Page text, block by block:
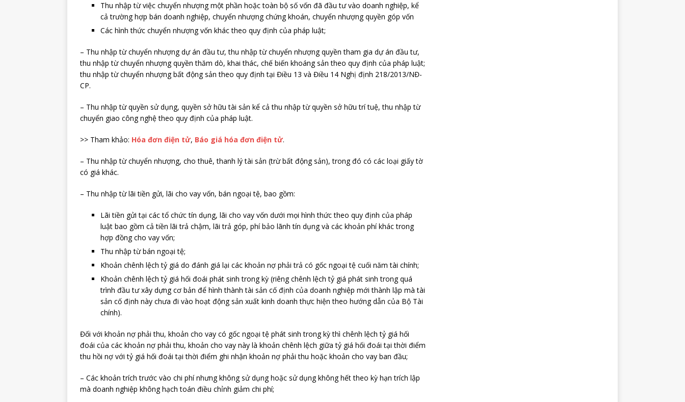
Thu nhập từ việc chuyển nhượng một phần hoặc toàn bộ số vốn đã đầu tư vào doanh nghiệp, kể
cả trường hợp bán doanh nghiệp, chuyển nhượng chứng khoán, chuyển nhượng quyền góp vốn
Các hình thức chuyển nhượng vốn khác theo quy định của pháp luật;
– Thu nhập từ chuyển nhượng dự án đầu tư, thu nhập từ chuyển nhượng quyền tham gia dự án đầu tư,
thu nhập từ chuyển nhượng quyền thăm dò, khai thác, chế biến khoáng sản theo quy định của pháp luật;
thu nhập từ chuyển nhượng bất động sản theo quy định tại Điều 13 và Điều 14 Nghị định 218/2013/NĐ-
CP.
– Thu nhập từ quyền sử dụng, quyền sở hữu tài sản kể cả thu nhập từ quyền sở hữu trí tuệ, thu nhập từ
chuyển giao công nghệ theo quy định của pháp luật.
>> Tham khảo: Hóa đơn điện tử, Báo giá hóa đơn điện tử.
– Thu nhập từ chuyển nhượng, cho thuê, thanh lý tài sản (trừ bất động sản), trong đó có các loại giấy tờ
có giá khác.
– Thu nhập từ lãi tiền gửi, lãi cho vay vốn, bán ngoại tệ, bao gồm:
Lãi tiền gửi tại các tổ chức tín dụng, lãi cho vay vốn dưới mọi hình thức theo quy định của pháp
luật bao gồm cả tiền lãi trả chậm, lãi trả góp, phí bảo lãnh tín dụng và các khoản phí khác trong
hợp đồng cho vay vốn;
Thu nhập từ bán ngoại tệ;
Khoản chênh lệch tỷ giá do đánh giá lại các khoản nợ phải trả có gốc ngoại tệ cuối năm tài chính;
Khoản chênh lệch tỷ giá hối đoái phát sinh trong kỳ (riêng chênh lệch tỷ giá phát sinh trong quá
trình đầu tư xây dựng cơ bản để hình thành tài sản cố định của doanh nghiệp mới thành lập mà tài
sản cố định này chưa đi vào hoạt động sản xuất kinh doanh thực hiện theo hướng dẫn của Bộ Tài
chính).
Đối với khoản nợ phải thu, khoản cho vay có gốc ngoại tệ phát sinh trong kỳ thì chênh lệch tỷ giá hối
đoái của các khoản nợ phải thu, khoản cho vay này là khoản chênh lệch giữa tỷ giá hối đoái tại thời điểm
thu hồi nợ với tỷ giá hối đoái tại thời điểm ghi nhận khoản nợ phải thu hoặc khoản cho vay ban đầu;
– Các khoản trích trước vào chi phí nhưng không sử dụng hoặc sử dụng không hết theo kỳ hạn trích lập
mà doanh nghiệp không hạch toán điều chỉnh giảm chi phí;